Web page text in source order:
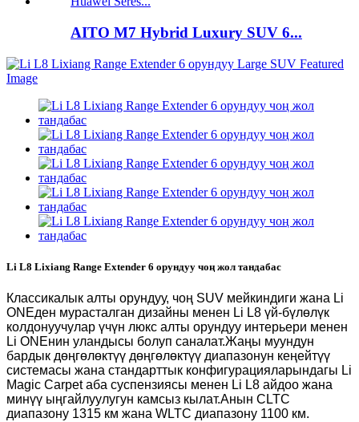
AITO M7 Hybrid Luxury SUV 6...
Li L8 Lixiang Range Extender 6 орундуу чоң жол тандабас
Классикалык алты орундуу, чоң SUV мейкиндиги жана Li
ONEден мурасталган дизайны менен Li L8 үй-бүлөлүк
колдонуучулар үчүн люкс алты орундуу интерьери менен
Li ONEнин уландысы болуп саналат.Жаңы муундун
бардык дөңгөлөктүү дөңгөлөктүү диапазонун кеңейтүү
системасы жана стандарттык конфигурацияларындагы Li
Magic Carpet аба суспензиясы менен Li L8 айдоо жана
минүү ыңгайлуулугун камсыз кылат.Анын CLTC
диапазону 1315 км жана WLTC диапазону 1100 км.